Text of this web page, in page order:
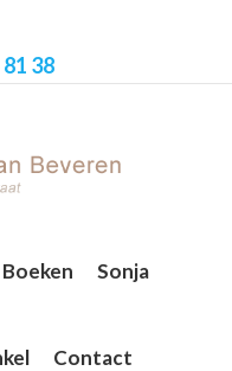
38
Boeken Sonja
Contact